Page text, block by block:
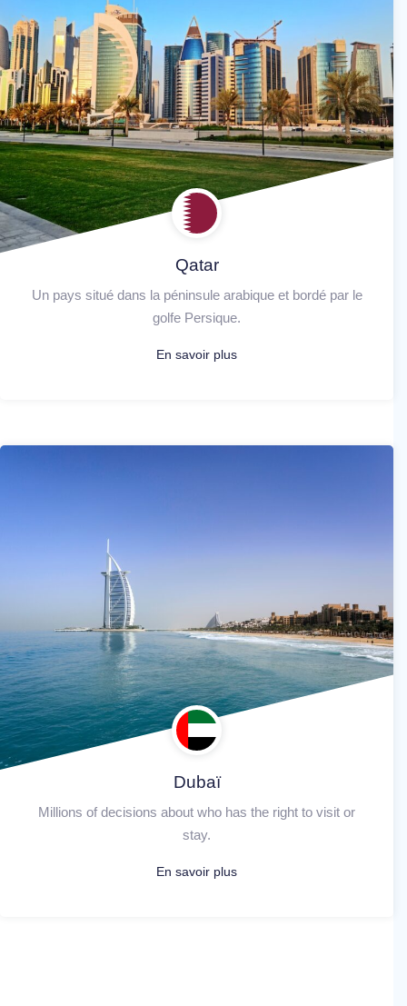
Qatar
Un pays situé dans la péninsule arabique et bordé par le
golfe Persique.
En savoir plus
Dubaï
Millions of decisions about who has the right to visit or
stay.
En savoir plus